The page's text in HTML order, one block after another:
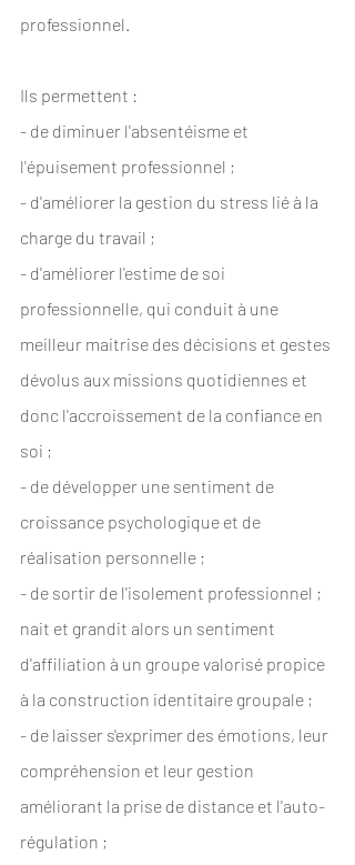
professionnel.
Ils permettent :
- de diminuer l'absentéisme et
l'épuisement professionnel ;
- d'améliorer la gestion du stress lié à la
charge du travail ;
- d'améliorer l'estime de soi
professionnelle, qui conduit à une
meilleur maitrise des décisions et gestes
dévolus aux missions quotidiennes et
donc l'accroissement de la confiance en
soi ;
- de développer une sentiment de
croissance psychologique et de
réalisation personnelle ;
- de sortir de l'isolement professionnel ;
nait et grandit alors un sentiment
d'affiliation à un groupe valorisé propice
à la construction identitaire groupale ;
- de laisser s'exprimer des émotions, leur
compréhension et leur gestion
améliorant la prise de distance et l'auto-
régulation ;